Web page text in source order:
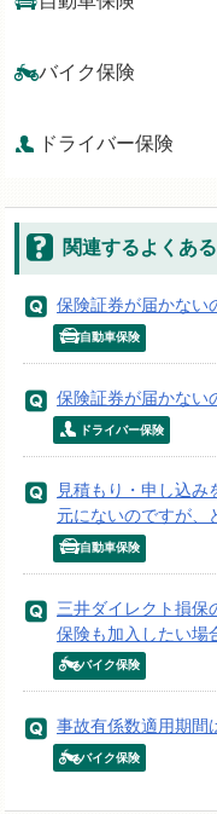
バイク保険
ドライバー保険
関連するよくあ
保険証券が届かない
自動車保険
保険証券が届かない
ドライバー保険
見積もり・申し込
元にないのですが、
自動車保険
三井ダイレクト損保
保険も加入したい場
バイク保険
事故有係数適用期間
バイク保険